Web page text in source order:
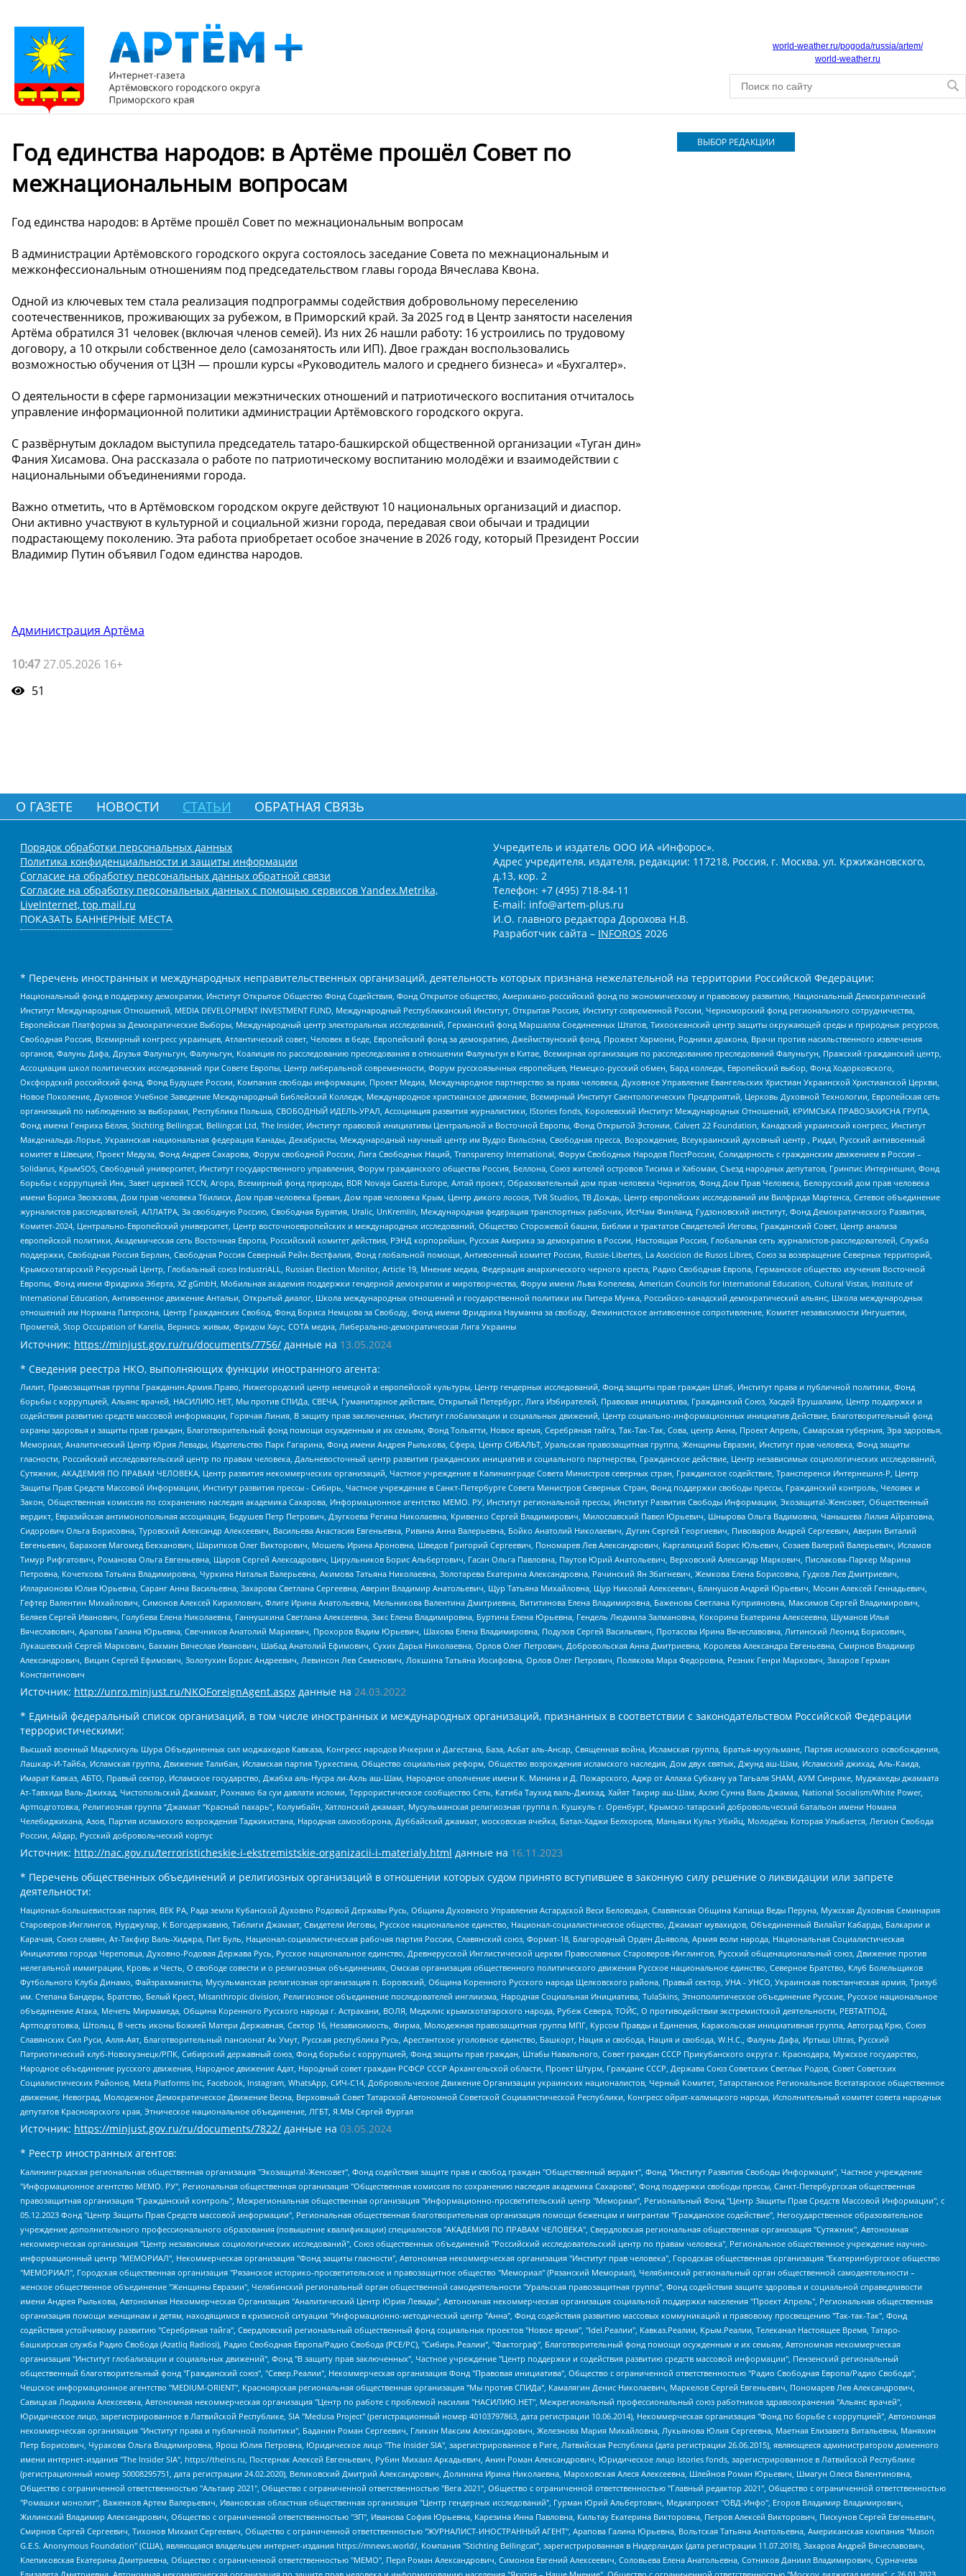
world-weather.ru/pogoda/russia/artem/
world-weather.ru
Год единства народов: в Артёме прошёл Совет по
межнациональным вопросам
Год единства народов: в Артёме прошёл Совет по межнациональным вопросам
В администрации Артёмовского городского округа состоялось заседание Совета по межнациональным и
межконфессиональным отношениям под председательством главы города Вячеслава Квона.
Одной из ключевых тем стала реализация подпрограммы содействия добровольному переселению
соотечественников, проживающих за рубежом, в Приморский край. За 2025 год в Центр занятости населения
Артёма обратился 31 человек (включая членов семей). Из них 26 нашли работу: 16 устроились по трудовому
договору, а 10 открыли собственное дело (самозанятость или ИП). Двое граждан воспользовались
возможностью обучения от ЦЗН — прошли курсы «Руководитель малого и среднего бизнеса» и «Бухгалтер».
О деятельности в сфере гармонизации межэтнических отношений и патриотического воспитания отчиталось
управление информационной политики администрации Артёмовского городского округа.
С развёрнутым докладом выступила председатель татаро-башкирской общественной организации «Туган дин»
Фания Хисамова. Она рассказала о работе по патриотическому воспитанию молодёжи и взаимодействии с
национальными объединениями города.
️Важно отметить, что в Артёмовском городском округе действуют 10 национальных организаций и диаспор.
Они активно участвуют в культурной и социальной жизни города, передавая свои обычаи и традиции
подрастающему поколению. Эта работа приобретает особое значение в 2026 году, который Президент России
Владимир Путин объявил Годом единства народов.
Администрация Артёма
10:47 27.05.2026 16+
51
ВЫБОР РЕДАКЦИИ
О ГАЗЕТЕ НОВОСТИ СТАТЬИ ОБРАТНАЯ СВЯЗЬ
Порядок обработки персональных данных
Политика конфиденциальности и защиты информации
Согласие на обработку персональных данных обратной связи
Согласие на обработку персональных данных с помощью сервисов Yandex.Metrika,
LiveInternet, top.mail.ru
ПОКАЗАТЬ БАННЕРНЫЕ МЕСТА
Учредитель и издатель ООО ИА «Инфорос».
Адрес учредителя, издателя, редакции: 117218, Россия, г. Москва, ул. Кржижановского,
д.13, кор. 2
Телефон: +7 (495) 718-84-11
E-mail: info@artem-plus.ru
И.О. главного редактора Дорохова Н.В.
Разработчик сайта – INFOROS 2026
* Перечень иностранных и международных неправительственных организаций, деятельность которых признана нежелательной на территории Российской Федерации:
Национальный фонд в поддержку демократии, Институт Открытое Общество Фонд Содействия, Фонд Открытое общество, Американо-российский фонд по экономическому и правовому развитию, Национальный Демократический
Институт Международных Отношений, MEDIA DEVELOPMENT INVESTMENT FUND, Международный Республиканский Институт, Открытая Россия, Институт современной России, Черноморский фонд регионального сотрудничества,
Европейская Платформа за Демократические Выборы, Международный центр электоральных исследований, Германский фонд Маршалла Соединенных Штатов, Тихоокеанский центр защиты окружающей среды и природных ресурсов,
Свободная Россия, Всемирный конгресс украинцев, Атлантический совет, Человек в беде, Европейский фонд за демократию, Джеймстаунский фонд, Прожект Хармони, Родники дракона, Врачи против насильственного извлечения
органов, Фалунь Дафа, Друзья Фалуньгун, Фалуньгун, Коалиция по расследованию преследования в отношении Фалуньгун в Китае, Всемирная организация по расследованию преследований Фалуньгун, Пражский гражданский центр,
Ассоциация школ политических исследований при Совете Европы, Центр либеральной современности, Форум русскоязычных европейцев, Немецко-русский обмен, Бард колледж, Европейский выбор, Фонд Ходорковского,
Оксфордский российский фонд, Фонд Будущее России, Компания свободы информации, Проект Медиа, Международное партнерство за права человека, Духовное Управление Евангельских Христиан Украинской Христианской Церкви,
Новое Поколение, Духовное Учебное Заведение Международный Библейский Колледж, Международное христианское движение, Всемирный Институт Саентологических Предприятий, Церковь Духовной Технологии, Европейская сеть
организаций по наблюдению за выборами, Республика Польша, СВОБОДНЫЙ ИДЕЛЬ-УРАЛ, Ассоциация развития журналистики, IStories fonds, Королевский Институт Международных Отношений, КРИМСЬКА ПРАВОЗАХИСНА ГРУПА,
Фонд имени Генриха Бёлля, Stichting Bellingcat, Bellingcat Ltd, The Insider, Институт правовой инициативы Центральной и Восточной Европы, Фонд Открытой Эстонии, Calvert 22 Foundation, Канадский украинский конгресс, Институт
Макдональда-Лорье, Украинская национальная федерация Канады, Декабристы, Международный научный центр им Вудро Вильсона, Свободная пресса, Возрождение, Всеукраинский духовный центр , Риддл, Русский антивоенный
комитет в Швеции, Проект Медуза, Фонд Андрея Сахарова, Форум свободной России, Лига Свободных Наций, Transparеncy International, Форум Свободных Народов ПостРоссии, Солидарность с гражданским движением в России –
Solidarus, КрымSOS, Свободный университет, Институт государственного управления, Форум гражданского общества Россия, Беллона, Союз жителей островов Тисима и Хабомаи, Съезд народных депутатов, Гринпис Интернешнл, Фонд
борьбы с коррупцией Инк, Завет церквей TCCN, Агора, Всемирный фонд природы, BDR Novaja Gazeta-Europe, Алтай проект, Образовательный дом прав человека Чернигов, Фонд Дом Прав Человека, Белорусский дом прав человека
имени Бориса Звозскова, Дом прав человека Тбилиси, Дом прав человека Ереван, Дом прав человека Крым, Центр дикого лосося, TVR Studios, ТВ Дождь, Центр европейских исследований им Вилфрида Мартенса, Сетевое объединение
журналистов расследователей, АЛЛАТРА, За свободную Россию, Свободная Бурятия, Uralic, UnKremlin, Международная федерация транспортных рабочих, ИстЧам Финланд, Гудзоновский институт, Фонд Демократического Развития,
Комитет-2024, Центрально-Европейский университет, Центр восточноевропейских и международных исследований, Общество Сторожевой башни, Библии и трактатов Свидетелей Иеговы, Гражданский Совет, Центр анализа
европейской политики, Академическая сеть Восточная Европа, Российский комитет действия, РЭНД корпорейшн, Русская Америка за демократию в России, Настоящая Россия, Глобальная сеть журналистов-расследователей, Служба
поддержки, Свободная Россия Берлин, Свободная Россия Северный Рейн-Вестфалия, Фонд глобальной помощи, Антивоенный комитет России, Russie-Libertes, La Asocicion de Rusos Libres, Союз за возвращение Северных территорий,
Крымскотатарский Ресурсный Центр, Глобальный союз IndustriALL, Russian Election Monitor, Article 19, Мнение медиа, Федерация анархического черного креста, Радио Свободная Европа, Германское общество изучения Восточной
Европы, Фонд имени Фридриха Эберта, XZ gGmbH, Мобильная академия поддержки гендерной демократии и миротворчества, Форум имени Льва Копелева, American Councils for International Education, Cultural Vistas, Institute of
International Education, Антивоенное движение Антальи, Открытый диалог, Школа международных отношений и государственной политики им Питера Мунка, Российско-канадский демократический альянс, Школа международных
отношений им Нормана Патерсона, Центр Гражданских Свобод, Фонд Бориса Немцова за Свободу, Фонд имени Фридриха Науманна за свободу, Феминистское антивоенное сопротивление, Комитет независимости Ингушетии,
Прометей, Stop Occupation of Karelia, Вернись живым, Фридом Хаус, СОТА медиа, Либерально-демократическая Лига Украины
Источник: https://minjust.gov.ru/ru/documents/7756/ данные на 13.05.2024
* Сведения реестра НКО, выполняющих функции иностранного агента:
Лилит, Правозащитная группа Гражданин.Армия.Право, Нижегородский центр немецкой и европейской культуры, Центр гендерных исследований, Фонд защиты прав граждан Штаб, Институт права и публичной политики, Фонд
борьбы с коррупцией, Альянс врачей, НАСИЛИЮ.НЕТ, Мы против СПИДа, СВЕЧА, Гуманитарное действие, Открытый Петербург, Лига Избирателей, Правовая инициатива, Гражданский Союз, Хасдей Ерушалаим, Центр поддержки и
содействия развитию средств массовой информации, Горячая Линия, В защиту прав заключенных, Институт глобализации и социальных движений, Центр социально-информационных инициатив Действие, Благотворительный фонд
охраны здоровья и защиты прав граждан, Благотворительный фонд помощи осужденным и их семьям, Фонд Тольятти, Новое время, Серебряная тайга, Так-Так-Так, Сова, центр Анна, Проект Апрель, Самарская губерния, Эра здоровья,
Мемориал, Аналитический Центр Юрия Левады, Издательство Парк Гагарина, Фонд имени Андрея Рылькова, Сфера, Центр СИБАЛЬТ, Уральская правозащитная группа, Женщины Евразии, Институт прав человека, Фонд защиты
гласности, Российский исследовательский центр по правам человека, Дальневосточный центр развития гражданских инициатив и социального партнерства, Гражданское действие, Центр независимых социологических исследований,
Сутяжник, АКАДЕМИЯ ПО ПРАВАМ ЧЕЛОВЕКА, Центр развития некоммерческих организаций, Частное учреждение в Калининграде Совета Министров северных стран, Гражданское содействие, Трансперенси Интернешнл-Р, Центр
Защиты Прав Средств Массовой Информации, Институт развития прессы - Сибирь, Частное учреждение в Санкт-Петербурге Совета Министров Северных Стран, Фонд поддержки свободы прессы, Гражданский контроль, Человек и
Закон, Общественная комиссия по сохранению наследия академика Сахарова, Информационное агентство МЕМО. РУ, Институт региональной прессы, Институт Развития Свободы Информации, Экозащита!-Женсовет, Общественный
вердикт, Евразийская антимонопольная ассоциация, Бедушев Петр Петрович, Дзугкоева Регина Николаевна, Кривенко Сергей Владимирович, Милославский Павел Юрьевич, Шнырова Ольга Вадимовна, Чанышева Лилия Айратовна,
Сидорович Ольга Борисовна, Туровский Александр Алексеевич, Васильева Анастасия Евгеньевна, Ривина Анна Валерьевна, Бойко Анатолий Николаевич, Дугин Сергей Георгиевич, Пивоваров Андрей Сергеевич, Аверин Виталий
Евгеньевич, Барахоев Магомед Бекханович, Шарипков Олег Викторович, Мошель Ирина Ароновна, Шведов Григорий Сергеевич, Пономарев Лев Александрович, Каргалицкий Борис Юльевич, Созаев Валерий Валерьевич, Исламов
Тимур Рифгатович, Романова Ольга Евгеньевна, Щаров Сергей Алексадрович, Цирульников Борис Альбертович, Гасан Ольга Павловна, Паутов Юрий Анатольевич, Верховский Александр Маркович, Пислакова-Паркер Марина
Петровна, Кочеткова Татьяна Владимировна, Чуркина Наталья Валерьевна, Акимова Татьяна Николаевна, Золотарева Екатерина Александровна, Рачинский Ян Збигневич, Жемкова Елена Борисовна, Гудков Лев Дмитриевич,
Илларионова Юлия Юрьевна, Саранг Анна Васильевна, Захарова Светлана Сергеевна, Аверин Владимир Анатольевич, Щур Татьяна Михайловна, Щур Николай Алексеевич, Блинушов Андрей Юрьевич, Мосин Алексей Геннадьевич,
Гефтер Валентин Михайлович, Симонов Алексей Кириллович, Флиге Ирина Анатольевна, Мельникова Валентина Дмитриевна, Вититинова Елена Владимировна, Баженова Светлана Куприяновна, Максимов Сергей Владимирович,
Беляев Сергей Иванович, Голубева Елена Николаевна, Ганнушкина Светлана Алексеевна, Закс Елена Владимировна, Буртина Елена Юрьевна, Гендель Людмила Залмановна, Кокорина Екатерина Алексеевна, Шуманов Илья
Вячеславович, Арапова Галина Юрьевна, Свечников Анатолий Мариевич, Прохоров Вадим Юрьевич, Шахова Елена Владимировна, Подузов Сергей Васильевич, Протасова Ирина Вячеславовна, Литинский Леонид Борисович,
Лукашевский Сергей Маркович, Бахмин Вячеслав Иванович, Шабад Анатолий Ефимович, Сухих Дарья Николаевна, Орлов Олег Петрович, Добровольская Анна Дмитриевна, Королева Александра Евгеньевна, Смирнов Владимир
Александрович, Вицин Сергей Ефимович, Золотухин Борис Андреевич, Левинсон Лев Семенович, Локшина Татьяна Иосифовна, Орлов Олег Петрович, Полякова Мара Федоровна, Резник Генри Маркович, Захаров Герман
Константинович
Источник: http://unro.minjust.ru/NKOForeignAgent.aspx данные на 24.03.2022
* Единый федеральный список организаций, в том числе иностранных и международных организаций, признанных в соответствии с законодательством Российской Федерации
террористическими:
Высший военный Маджлисуль Шура Объединенных сил моджахедов Кавказа, Конгресс народов Ичкерии и Дагестана, База, Асбат аль-Ансар, Священная война, Исламская группа, Братья-мусульмане, Партия исламского освобождения,
Лашкар-И-Тайба, Исламская группа, Движение Талибан, Исламская партия Туркестана, Общество социальных реформ, Общество возрождения исламского наследия, Дом двух святых, Джунд аш-Шам, Исламский джихад, Аль-Каида,
Имарат Кавказ, АБТО, Правый сектор, Исламское государство, Джабха аль-Нусра ли-Ахль аш-Шам, Народное ополчение имени К. Минина и Д. Пожарского, Аджр от Аллаха Субхану уа Тагьаля SHAM, АУМ Синрике, Муджахеды джамаата
Ат-Тавхида Валь-Джихад, Чистопольский Джамаат, Рохнамо ба суи давлати исломи, Террористическое сообщество Сеть, Катиба Таухид валь-Джихад, Хайят Тахрир аш-Шам, Ахлю Сунна Валь Джамаа, National Socialism/White Power,
Артподготовка, Религиозная группа “Джамаат “Красный пахарь”, Колумбайн, Хатлонский джамаат, Мусульманская религиозная группа п. Кушкуль г. Оренбург, Крымско-татарский добровольческий батальон имени Номана
Челебиджихана, Азов, Партия исламского возрождения Таджикистана, Народная самооборона, Дуббайский джамаат, московская ячейка, Батал-Хаджи Белхороев, Маньяки Культ Убийц, Молодёжь Которая Улыбается, Легион Свобода
России, Айдар, Русский добровольческий корпус
Источник: http://nac.gov.ru/terroristicheskie-i-ekstremistskie-organizacii-i-materialy.html данные на 16.11.2023
* Перечень общественных объединений и религиозных организаций в отношении которых судом принято вступившее в законную силу решение о ликвидации или запрете
деятельности:
Национал-большевистская партия, ВЕК РА, Рада земли Кубанской Духовно Родовой Державы Русь, Община Духовного Управления Асгардской Веси Беловодья, Славянская Община Капища Веды Перуна, Мужская Духовная Семинария
Староверов-Инглингов, Нурджулар, К Богодержавию, Таблиги Джамаат, Свидетели Иеговы, Русское национальное единство, Национал-социалистическое общество, Джамаат мувахидов, Объединенный Вилайат Кабарды, Балкарии и
Карачая, Союз славян, Ат-Такфир Валь-Хиджра, Пит Буль, Национал-социалистическая рабочая партия России, Славянский союз, Формат-18, Благородный Орден Дьявола, Армия воли народа, Национальная Социалистическая
Инициатива города Череповца, Духовно-Родовая Держава Русь, Русское национальное единство, Древнерусской Инглистической церкви Православных Староверов-Инглингов, Русский общенациональный союз, Движение против
нелегальной иммиграции, Кровь и Честь, О свободе совести и о религиозных объединениях, Омская организация общественного политического движения Русское национальное единство, Северное Братство, Клуб Болельщиков
Футбольного Клуба Динамо, Файзрахманисты, Мусульманская религиозная организация п. Боровский, Община Коренного Русского народа Щелковского района, Правый сектор, УНА - УНСО, Украинская повстанческая армия, Тризуб
им. Степана Бандеры, Братство, Белый Крест, Misanthropic division, Религиозное объединение последователей инглиизма, Народная Социальная Инициатива, TulaSkins, Этнополитическое объединение Русские, Русское национальное
объединение Атака, Мечеть Мирмамеда, Община Коренного Русского народа г. Астрахани, ВОЛЯ, Меджлис крымскотатарского народа, Рубеж Севера, ТОЙС, О противодействии экстремистской деятельности, РЕВТАТПОД,
Артподготовка, Штольц, В честь иконы Божией Матери Державная, Сектор 16, Независимость, Фирма, Молодежная правозащитная группа МПГ, Курсом Правды и Единения, Каракольская инициативная группа, Автоград Крю, Союз
Славянских Сил Руси, Алля-Аят, Благотворительный пансионат Ак Умут, Русская республика Русь, Арестантское уголовное единство, Башкорт, Нация и свобода, Нация и свобода, W.H.С., Фалунь Дафа, Иртыш Ultras, Русский
Патриотический клуб-Новокузнецк/РПК, Сибирский державный союз, Фонд борьбы с коррупцией, Фонд защиты прав граждан, Штабы Навального, Совет граждан СССР Прикубанского округа г. Краснодара, Мужское государство,
Народное объединение русского движения, Народное движение Адат, Народный совет граждан РСФСР СССР Архангельской области, Проект Штурм, Граждане СССР, Держава Союз Советских Светлых Родов, Совет Советских
Социалистических Районов, Meta Platforms Inc, Facebook, Instagram, WhatsApp, СИЧ-С14, Добровольческое Движение Организации украинских националистов, Черный Комитет, Татарстанское Региональное Всетатарское общественное
движение, Невоград, Молодежное Демократическое Движение Весна, Верховный Совет Татарской Автономной Советской Социалистической Республики, Конгресс ойрат-калмыцкого народа, Исполнительный комитет совета народных
депутатов Красноярского края, Этническое национальное объединение, ЛГБТ, Я.МЫ Сергей Фургал
Источник: https://minjust.gov.ru/ru/documents/7822/ данные на 03.05.2024
* Реестр иностранных агентов:
Калининградская региональная общественная организация "Экозащита!-Женсовет", Фонд содействия защите прав и свобод граждан "Общественный вердикт", Фонд "Институт Развития Свободы Информации", Частное учреждение "Информационное агентство МЕМО. РУ", Региональная общественная организация "Общественная комиссия по сохранению наследия академика Сахарова", Фонд поддержки свободы прессы, Санкт-Петербургская общественная правозащитная организация "Гражданский контроль", Межрегиональная общественная организация "Информационно-просветительский центр "Мемориал", Региональный Фонд "Центр Защиты Прав Средств Массовой Информации", с 05.12.2023 Фонд "Центр Защиты Прав Средств массовой информации", Региональная общественная благотворительная организация помощи беженцам и мигрантам "Гражданское содействие", Негосударственное образовательное учреждение дополнительного профессионального образования (повышение квалификации) специалистов "АКАДЕМИЯ ПО ПРАВАМ ЧЕЛОВЕКА", Свердловская региональная общественная организация "Сутяжник", Автономная некоммерческая организация "Центр независимых социологических исследований", Союз общественных объединений "Российский исследовательский центр по правам человека", Региональное общественное учреждение научно-информационный центр "МЕМОРИАЛ", Некоммерческая организация "Фонд защиты гласности", Автономная некоммерческая организация "Институт прав человека", Городская общественная организация "Екатеринбургское общество "МЕМОРИАЛ", Городская общественная организация "Рязанское историко-просветительское и правозащитное общество "Мемориал" (Рязанский Мемориал), Челябинский региональный орган общественной самодеятельности – женское общественное объединение "Женщины Евразии", Челябинский региональный орган общественной самодеятельности "Уральская правозащитная группа", Фонд содействия защите здоровья и социальной справедливости имени Андрея Рылькова, Автономная Некоммерческая Организация "Аналитический Центр Юрия Левады", Автономная некоммерческая организация социальной поддержки населения "Проект Апрель", Региональная общественная организация помощи женщинам и детям, находящимся в кризисной ситуации "Информационно-методический центр "Анна", Фонд содействия развитию массовых коммуникаций и правовому просвещению "Так-так-Так", Фонд содействия устойчивому развитию "Серебряная тайга", Свердловский региональный общественный фонд социальных проектов "Новое время", "Idel.Реалии", Кавказ.Реалии, Крым.Реалии, Телеканал Настоящее Время, Татаро-башкирская служба Радио Свобода (Azatliq Radiosi), Радио Свободная Европа/Радио Свобода (PCE/PC), "Сибирь.Реалии", "Фактограф", Благотворительный фонд помощи осужденным и их семьям, Автономная некоммерческая организация "Институт глобализации и социальных движений", Фонд "В защиту прав заключенных", Частное учреждение "Центр поддержки и содействия развитию средств массовой информации", Пензенский региональный общественный благотворительный фонд "Гражданский союз", "Север.Реалии", Некоммерческая организация Фонд "Правовая инициатива", Общество с ограниченной ответственностью "Радио Свободная Европа/Радио Свобода", Чешское информационное агентство "MEDIUM-ORIENT", Красноярская региональная общественная организация "Мы против СПИДа", Камалягин Денис Николаевич, Маркелов Сергей Евгеньевич, Пономарев Лев Александрович, Савицкая Людмила Алексеевна, Автономная некоммерческая организация "Центр по работе с проблемой насилия "НАСИЛИЮ.НЕТ", Межрегиональный профессиональный союз работников здравоохранения "Альянс врачей", Юридическое лицо, зарегистрированное в Латвийской Республике, SIA "Medusa Project" (регистрационный номер 40103797863, дата регистрации 10.06.2014), Некоммерческая организация "Фонд по борьбе с коррупцией", Автономная некоммерческая организация "Институт права и публичной политики", Баданин Роман Сергеевич, Гликин Максим Александрович, Железнова Мария Михайловна, Лукьянова Юлия Сергеевна, Маетная Елизавета Витальевна, Маняхин Петр Борисович, Чуракова Ольга Владимировна, Ярош Юлия Петровна, Юридическое лицо "The Insider SIA", зарегистрированное в Риге, Латвийская Республика (дата регистрации 26.06.2015), являющееся администратором доменного имени интернет-издания "The Insider SIA", https://theins.ru, Постернак Алексей Евгеньевич, Рубин Михаил Аркадьевич, Анин Роман Александрович, Юридическое лицо Istories fonds, зарегистрированное в Латвийской Республике (регистрационный номер 50008295751, дата регистрации 24.02.2020), Великовский Дмитрий Александрович, Долинина Ирина Николаевна, Мароховская Алеся Алексеевна, Шлейнов Роман Юрьевич, Шмагун Олеся Валентиновна, Общество с ограниченной ответственностью "Альтаир 2021", Общество с ограниченной ответственностью "Вега 2021", Общество с ограниченной ответственностью "Главный редактор 2021", Общество с ограниченной ответственностью "Ромашки монолит", Важенков Артем Валерьевич, Ивановская областная общественная организация "Центр гендерных исследований", Гурман Юрий Альбертович, Медиапроект "ОВД-Инфо", Егоров Владимир Владимирович, Жилинский Владимир Александрович, Общество с ограниченной ответственностью "ЗП", Иванова София Юрьевна, Карезина Инна Павловна, Кильтау Екатерина Викторовна, Петров Алексей Викторович, Пискунов Сергей Евгеньевич, Смирнов Сергей Сергеевич, Тихонов Михаил Сергеевич, Общество с ограниченной ответственностью "ЖУРНАЛИСТ-ИНОСТРАННЫЙ АГЕНТ", Арапова Галина Юрьевна, Вольтская Татьяна Анатольевна, Американская компания "Mason G.E.S. Anonymous Foundation" (США), являющаяся владельцем интернет-издания https://mnews.world/, Компания "Stichting Bellingcat", зарегистрированная в Нидерландах (дата регистрации 11.07.2018), Захаров Андрей Вячеславович, Клепиковская Екатерина Дмитриевна, Общество с ограниченной ответственностью "МЕМО", Перл Роман Александрович, Симонов Евгений Алексеевич, Соловьева Елена Анатольевна, Сотников Даниил Владимирович, Сурначева Елизавета Дмитриевна, Автономная некоммерческая организация по защите прав человека и информированию населения "Якутия – Наше Мнение", Общество с ограниченной ответственностью "Москоу диджитал медиа", с 26.01.2023 Общество с ограниченной ответственностью "Чайка Белые сады", Ветошкина Валерия Валерьевна, Заговора Максим Александрович, Межрегиональное общественное движение "Российская ЛГБТ - сеть", Оленичев Максим Владимирович, Павлов Иван Юрьевич, Скворцова Елена Сергеевна, Общество с ограниченной ответственностью "Как бы инагент", Кочетков Игорь Викторович, Общество с ограниченной ответственностью "Честные выборы", Еланчик Олег Александрович, Общество с ограниченной ответственностью "Нобелевский призыв", Гималова Регина Эмилевна, Григорьев Андрей Валерьевич, Григорьева Алина Александровна, Ассоциация по содействию защите прав призывников, альтернативнослужащих и военнослужащих "Правозащитная группа "Гражданин.Армия.Право", Хисамова Регина Фаритовна, Автономная некоммерческая организация по реализации социально-правовых программ "Лилит", Дальневосточное общественное движение "Маяк", Санкт-Петербургская ЛГБТ-инициативная группа "Выход", Инициативная группа ЛГБТ+ "Реверс", Алексеев Андрей Викторович, Бекбулатова Таисия Львовна, Беляев Иван Михайлович, Владыкина Елена Сергеевна, Гельман Марат Александрович, Никульшина Вероника Юрьевна, Толоконникова Надежда Андреевна, Шендерович Виктор Анатольевич, Общество с ограниченной ответственностью "Данное сообщение", Общество с ограниченной ответственностью Издательский дом "Новая глава", Айнбиндер Александра Александровна, Московский комьюнити-центр для ЛГБТ+инициатив, Благотворительный фонд развития филантропии, Deutsche Welle (Германия, Kurt-Schumacher-Strasse 3, 53113 Bonn), Борзунова Мария Михайловна, Воробьев Виктор Викторович, Голубева Анна Львовна, Константинова Алла Михайловна, Малкова Ирина Владимировна, Мурадов Мурад Абдулгалимович, Осетинская Елизавета Николаевна, Понасенков Евгений Николаевич, Ганапольский Матвей Юрьевич, Киселев Евгений Алексеевич, Борухович Ирина Григорьевна, Дремин Иван Тимофеевич, Дубровский Дмитрий Викторович, Красноярская региональная общественная организация поддержки и развития альтернативных образовательных технологий и межкультурных коммуникаций "ИНТЕРРА", Маяковская Екатерина Алексеевна, Фейгин Марк Захарович, Филимонов Андрей Викторович, Дзугкоева Регина Николаевна, Доброхотов Роман Александрович, Дудь Юрий Александрович, Елкин Сергей Владимирович, Кругликов Кирилл Игоревич, Сабунаева Мария Леонидовна, Семенов Алексей Владимирович, Шаинян Карен Багратович, Шульман Екатерина Михайловна, Асафьев Артур Валерьевич, Вахштайн Виктор Семенович, Венедиктов Алексей Алексеевич, Лушникова Екатерина Евгеньевна, Волков Леонид Михайлович, Невзоров Александр Глебович, Пархоменко Сергей Борисович, Сироткин Ярослав Николаевич, Кара-Мурза Владимир Владимирович, Баранова Наталья Владимировна, Гозман Леонид Яковлевич, Кагарлицкий Борис Юльевич, Климарев Михаил Валерьевич, Милов Владимир Станиславович, Автономная некоммерческая организация Краснодарский центр современного искусства "Типография", Моргенштерн Алишер Тагирович, Соболь Любовь Эдуардовна, Общество с ограниченной ответственностью "ЛИЗА НОРМ", Каспаров Гарри Кимович, Ходорковский Михаил Борисович, Общество с ограниченной ответственностью "Апрельские тезисы", Данилович Ирина Брониславовна, Кашин Олег Владимирович, Петров Николай Владимирович, Пивоваров Алексей Владимирович, Соколов Михаил Владимирович, Цветкова Юлия Владимировна, Чичваркин Евгений Александрович, Комитет против пыток/Команда против пыток, Общество с ограниченной ответственностью "Первый научный", Общество с ограниченной ответственностью "Вертолет и ко", Белоцерковская Вероника Борисовна, Кац Максим Евгеньевич, Лазарева Татьяна Юрьевна, Шаведдинов Руслан Табризович, Яшин Илья Валерьевич, Общество с ограниченной ответственностью "Иноагент ААВ", Алешковский Дмитрий Петрович, Альбац Евгения Марковна, Быков Дмитрий Львович, Галямина Юлия Евгеньевна, Лойко Сергей Леонидович, Мартынов Кирилл Константинович, Медведев Сергей Александрович, Крашенинников Федор Геннадиевич, Гордеева Катерина Вл